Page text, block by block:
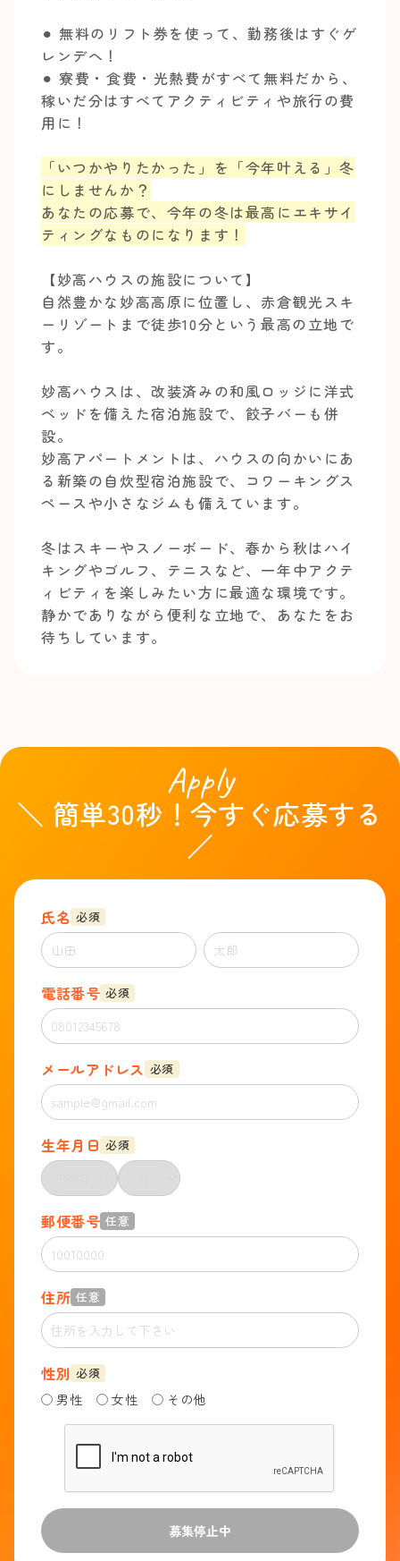
⚫︎ 無料のリフト券を使って、勤務後はすぐゲ
レンデへ！
⚫︎ 寮費・食費・光熱費がすべて無料だから、
稼いだ分はすべてアクティビティや旅行の費
用に！
「いつかやりたかった」を「今年叶える」冬
にしませんか？
あなたの応募で、今年の冬は最高にエキサイ
ティングなものになります！
【妙高ハウスの施設について】
自然豊かな妙高高原に位置し、赤倉観光スキ
ーリゾートまで徒歩10分という最高の立地で
す。
妙高ハウスは、改装済みの和風ロッジに洋式
ベッドを備えた宿泊施設で、餃子バーも併
設。
妙高アパートメントは、ハウスの向かいにあ
る新築の自炊型宿泊施設で、コワーキングス
ペースや小さなジムも備えています。
冬はスキーやスノーボード、春から秋はハイ
キングやゴルフ、テニスなど、一年中アクテ
ィビティを楽しみたい方に最適な環境です。
静かでありながら便利な立地で、あなたをお
待ちしています。
Apply
＼ 簡単30秒！今すぐ応募する
／
氏名 必須
電話番号 必須
メールアドレス 必須
生年月日 必須
郵便番号 任意
住所 任意
性別 必須
男性 女性 その他
募集停止中